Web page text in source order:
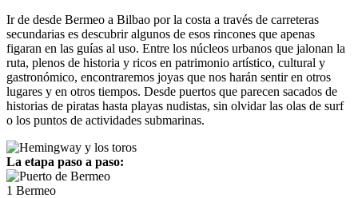
Ir de desde Bermeo a Bilbao por la costa a través de carreteras
secundarias es descubrir algunos de esos rincones que apenas
figaran en las guías al uso. Entre los núcleos urbanos que jalonan la
ruta, plenos de historia y ricos en patrimonio artístico, cultural y
gastronómico, encontraremos joyas que nos harán sentir en otros
lugares y en otros tiempos. Desde puertos que parecen sacados de
historias de piratas hasta playas nudistas, sin olvidar las olas de surf
o los puntos de actividades submarinas.
La etapa paso a paso:
1 Bermeo